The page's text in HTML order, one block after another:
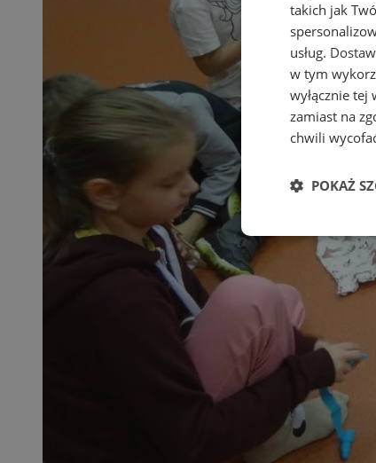
takich jak
usług.
w tym
wyłącznie
zamiast na
chwili
POKAŻ
Niezbędne
zarządzanie
Nazwa